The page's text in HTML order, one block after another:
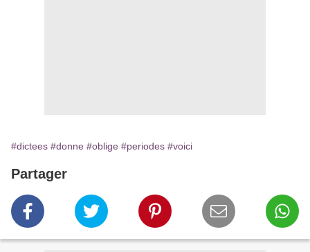
#dictees #donne #oblige #periodes #voici
Partager